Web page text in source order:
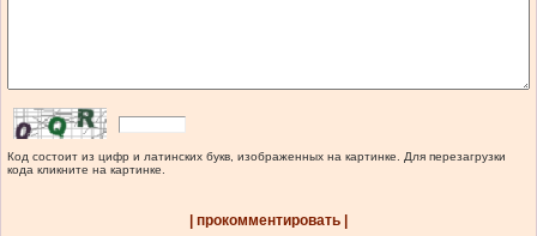
Код состоит из цифр и латинских букв, изображенных на картинке. Для перезагрузки
кода кликните на картинке.
| прокомментировать |